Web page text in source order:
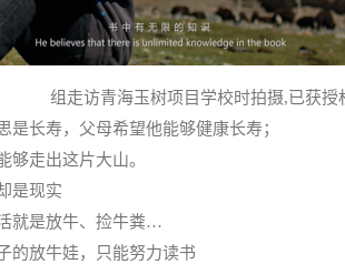
组走访青海玉树项目学校时拍摄,已获授
是长寿，父母希望他能够健康长寿；
够走出这片大山。
是现实
就是放牛、捡牛粪…
的放牛娃，只能努力读书